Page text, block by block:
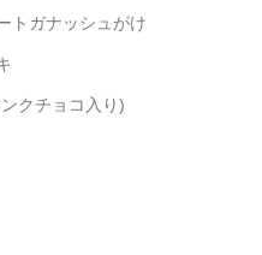
トガナッシュがけ
クチョコ入り)